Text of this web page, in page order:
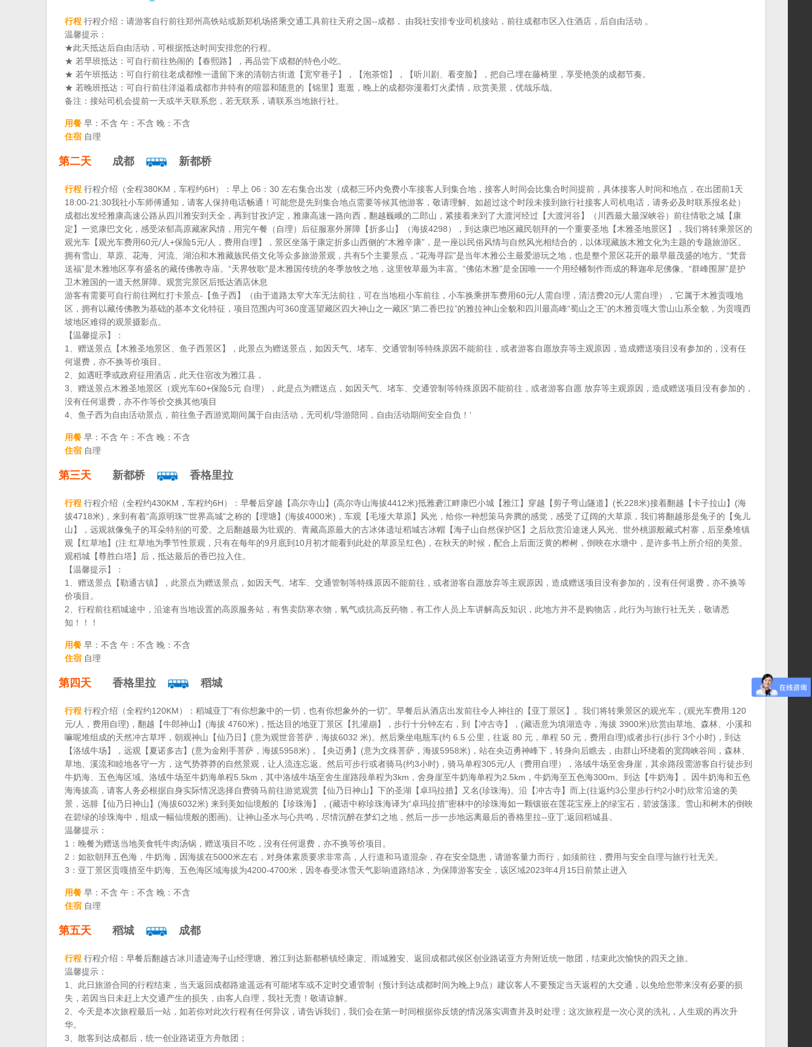
行程 行程介绍：请游客自行前往郑州高铁站或新郑机场搭乘交通工具前往天府之国--成都， 由我社安排专业司机接站，前往成都市区入住酒店，后自由活动 。
温馨提示：
★此天抵达后自由活动，可根据抵达时间安排您的行程。
★ 若早班抵达：可自行前往热闹的【春熙路】，再品尝下成都的特色小吃。
★ 若午班抵达：可自行前往老成都惟一遗留下来的清朝古街道【宽窄巷子】，【泡茶馆】，【听川剧、看变脸】，把自己埋在藤椅里，享受艳羡的成都节奏。
★ 若晚班抵达：可自行前往洋溢着成都市井特有的喧嚣和随意的【锦里】逛逛，晚上的成都弥漫着灯火柔情，欣赏美景，优哉乐哉。
备注：接站司机会提前一天或半天联系您，若无联系，请联系当地旅行社。
用餐 早：不含 午：不含 晚：不含
住宿 自理
第二天 成都 新都桥
行程 行程介绍（全程380KM，车程约6H）：早上 06：30 左右集合出发（成都三环内免费小车接客人到集合地，接客人时间会比集合时间提前，具体接客人时间和地点，在出团前1天
18:00-21:30我社小车师傅通知，请客人保持电话畅通！可能您是先到集合地点需要等候其他游客，敬请理解、如超过这个时段未接到旅行社接客人司机电话，请务必及时联系报名处）
成都出发经雅康高速公路从四川雅安到天全，再到甘孜泸定，雅康高速一路向西，翻越巍峨的二郎山，紧接着来到了大渡河经过【大渡河谷】（川西最大最深峡谷）前往情歌之城【康
定】一览康巴文化，感受浓郁高原藏家风情，用完午餐（自理）后征服塞外屏障【折多山】（海拔4298），到达康巴地区藏民朝拜的一个重要圣地【木雅圣地景区】，我们将转乘景区的
观光车【观光车费用60元/人+保险5元/人，费用自理】，景区坐落于康定折多山西侧的“木雅辛康”，是一座以民俗风情与自然风光相结合的，以体现藏族木雅文化为主题的专题旅游区。
拥有雪山、草原、花海、河流、湖泊和木雅藏族民俗文化等众多旅游景观，共有5个主要景点，“花海寻踪”是当年木雅公主最爱游玩之地，也是整个景区花开的最早最茂盛的地方。“梵音
送福”是木雅地区享有盛名的藏传佛教寺庙。“天界牧歌”是木雅国传统的冬季放牧之地，这里牧草最为丰富。“佛佑木雅”是全国唯一一个用经幡制作而成的释迦牟尼佛像。“群峰围屏”是护
卫木雅国的一道天然屏障。观赏完景区后抵达酒店休息
游客有需要可自行前往网红打卡景点-【鱼子西】（由于道路太窄大车无法前往，可在当地租小车前往，小车换乘拼车费用60元/人需自理，清洁费20元/人需自理），它属于木雅贡嘎地
区，拥有以藏传佛教为基础的基本文化特征，项目范围内可360度遥望藏区四大神山之一藏区“第二香巴拉”的雅拉神山全貌和四川最高峰“蜀山之王”的木雅贡嘎大雪山山系全貌，为贡嘎西
坡地区难得的观景摄影点。
【温馨提示】：
1、赠送景点【木雅圣地景区、鱼子西景区】，此景点为赠送景点，如因天气、堵车、交通管制等特殊原因不能前往，或者游客自愿放弃等主观原因，造成赠送项目没有参加的，没有任
何退费，亦不换等价项目。
2、如遇旺季或政府征用酒店，此天住宿改为雅江县，
3、赠送景点木雅圣地景区（观光车60+保险5元 自理），此是点为赠送点，如因天气、堵车、交通管制等特殊原因不能前往，或者游客自愿 放弃等主观原因，造成赠送项目没有参加的，
没有任何退费，亦不作等价交换其他项目
4、鱼子西为自由活动景点，前往鱼子西游览期间属于自由活动，无司机/导游陪同，自由活动期间安全自负！’
用餐 早：不含 午：不含 晚：不含
住宿 自理
第三天 新都桥 香格里拉
行程 行程介绍（全程约430KM，车程约6H）：早餐后穿越【高尔寺山】(高尔寺山海拔4412米)抵雅砻江畔康巴小城【雅江】穿越【剪子弯山隧道】(长228米)接着翻越【卡子拉山】(海
拔4718米)，来到有着“高原明珠”“世界高城”之称的【理塘】(海拔4000米)，车观【毛垭大草原】风光，给你一种想策马奔腾的感觉，感受了辽阔的大草原，我们将翻越形是兔子的【兔儿
山】，远观就像兔子的耳朵特别的可爱。之后翻越最为壮观的、青藏高原最大的古冰体遗址稻城古冰帽【海子山自然保护区】之后欣赏沿途迷人风光、世外桃源般藏式村寨，后至桑堆镇
观【红草地】(注:红草地为季节性景观，只有在每年的9月底到10月初才能看到此处的草原呈红色)，在秋天的时候，配合上后面泛黄的桦树，倒映在水塘中，是许多书上所介绍的美景。
观稻城【尊胜白塔】后，抵达最后的香巴拉入住。
【温馨提示】：
1、赠送景点【勒通古镇】，此景点为赠送景点，如因天气、堵车、交通管制等特殊原因不能前往，或者游客自愿放弃等主观原因，造成赠送项目没有参加的，没有任何退费，亦不换等
价项目。
2、行程前往稻城途中，沿途有当地设置的高原服务站，有售卖防寒衣物，氧气或抗高反药物，有工作人员上车讲解高反知识，此地方并不是购物店，此行为与旅行社无关，敬请悉
知！！！
用餐 早：不含 午：不含 晚：不含
住宿 自理
第四天 香格里拉 稻城
行程 行程介绍（全程约120KM）：稻城亚丁"有你想象中的一切，也有你想象外的一切”。早餐后从酒店出发前往令人神往的【亚丁景区】。我们将转乘景区的观光车，(观光车费用:120
元/人，费用自理)，翻越【牛郎神山】(海拔 4760米)，抵达目的地亚丁景区【扎灌崩】，步行十分钟左右，到【冲古寺】，(藏语意为填湖造寺，海拔 3900米)欣赏由草地、森林、小溪和
嘛呢堆组成的天然冲古草坪，朝观神山【仙乃日】(意为观世音菩萨，海拔6032 米)。然后乘坐电瓶车(约 6.5 公里，往返 80 元，单程 50 元，费用自理)或者步行(步行 3个小时)，到达
【洛绒牛场】，远观【夏诺多吉】(意为金刚手菩萨，海拔5958米)，【央迈勇】(意为文殊菩萨，海拔5958米)，站在央迈勇神峰下，转身向后瞧去，由群山环绕着的宽阔峡谷间，森林、
草地、溪流和睦地各守一方，这气势莽莽的自然景观，让人流连忘返。然后可步行或者骑马(约3小时)，骑马单程305元/人（费用自理），洛绒牛场至舍身崖，其余路段需游客自行徒步到
牛奶海、五色海区域。洛绒牛场至牛奶海单程5.5km，其中洛绒牛场至舍生崖路段单程为3km，舍身崖至牛奶海单程为2.5km，牛奶海至五色海300m。到达【牛奶海】。因牛奶海和五色
海海拔高，请客人务必根据自身实际情况选择自费骑马前往游览观赏【仙乃日神山】下的圣湖【卓玛拉措】又名(珍珠海)。沿【冲古寺】而上(往返约3公里步行约2小时)欣常沿途的美
景，远腓【仙乃日神山】(海拔6032米) 来到美如仙境般的【珍珠海】，(藏语中称珍珠海译为“卓玛拉措”密林中的珍珠海如一颗镶嵌在莲花宝座上的绿宝石，碧波荡漾。雪山和树木的倒映
在碧绿的珍珠海中，组成一幅仙境般的图画)。让神山圣水与心共鸣，尽情沉醉在梦幻之地，然后一步一步地远离最后的香格里拉--亚丁;返回稻城县。
温馨提示：
1：晚餐为赠送当地美食牦牛肉汤锅，赠送项目不吃，没有任何退费，亦不换等价项目。
2：如欲朝拜五色海，牛奶海，因海拔在5000米左右，对身体素质要求非常高，人行道和马道混杂，存在安全隐患，请游客量力而行，如须前往，费用与安全自理与旅行社无关。
3：亚丁景区贡嘎措至牛奶海、五色海区域海拔为4200-4700米，因冬春受冰雪天气影响道路结冰，为保障游客安全，该区域2023年4月15日前禁止进入
用餐 早：不含 午：不含 晚：不含
住宿 自理
第五天 稻城 成都
行程 行程介绍：早餐后翻越古冰川遗迹海子山经理塘、雅江到达新都桥镇经康定、雨城雅安、返回成都武侯区创业路诺亚方舟附近统一散团，结束此次愉快的四天之旅。
温馨提示：
1、此日旅游合同的行程结束，当天返回成都路途遥远有可能堵车或不定时交通管制（预计到达成都时间为晚上9点）建议客人不要预定当天返程的大交通，以免给您带来没有必要的损
失，若因当日未赶上大交通产生的损失，由客人自理，我社无责！敬请谅解。
2、今天是本次旅程最后一站，如若你对此次行程有任何异议，请告诉我们，我们会在第一时间根据你反馈的情况落实调查并及时处理；这次旅程是一次心灵的洗礼，人生观的再次升
华。
3、散客到达成都后，统一创业路诺亚方舟散团；